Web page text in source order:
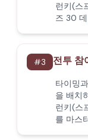
런키(스
즈 30
#3 전투 참
타이밍
을 배치
런키(스
를 마스